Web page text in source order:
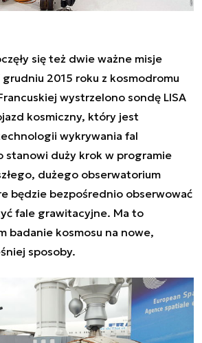
się też dwie ważne misje
grudniu 2015 roku z kosmodromu
wystrzelono sondę LISA
kosmiczny, który jest
wykrywania fal
stanowi duży krok w programie
dużego obserwatorium
będzie bezpośrednio obserwować
fale grawitacyjne. Ma to
badanie kosmosu na nowe,
sposoby.